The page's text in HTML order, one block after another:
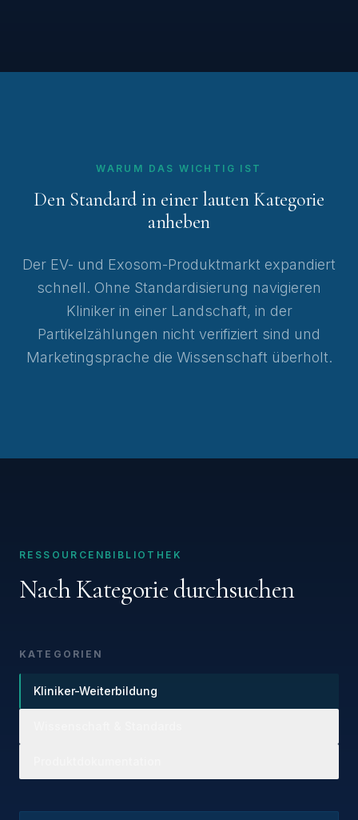
WARUM DAS WICHTIG IST
Den Standard in einer lauten Kategorie
anheben
Der EV- und Exosom-Produktmarkt expandiert
schnell. Ohne Standardisierung navigieren
Kliniker in einer Landschaft, in der
Partikelzählungen nicht verifiziert sind und
Marketingsprache die Wissenschaft überholt.
RESSOURCENBIBLIOTHEK
Nach Kategorie durchsuchen
KATEGORIEN
Kliniker-Weiterbildung